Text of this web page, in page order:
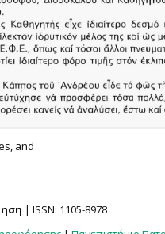
and
| ISSN: 1105-8978